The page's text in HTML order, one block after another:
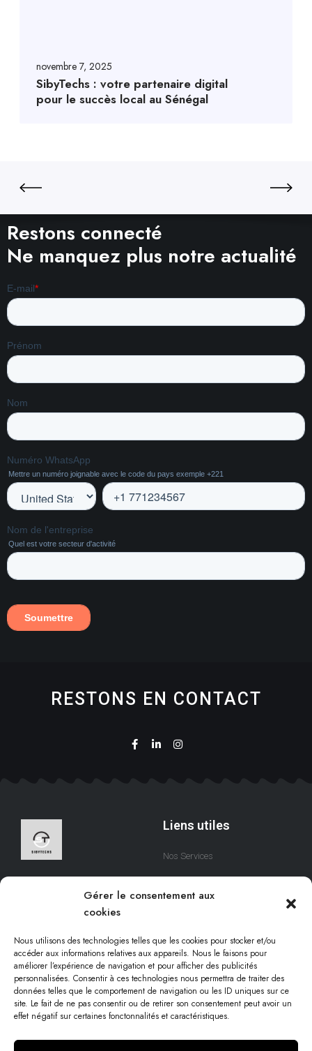
Gérer le consentement aux
cookies
Nous utilisons des technologies telles que les cookies pour stocker et/ou
accéder aux informations relatives aux appareils. Nous le faisons pour
améliorer l’expérience de navigation et pour afficher des publicités
personnalisées. Consentir à ces technologies nous permettra de traiter des
données telles que le comportement de navigation ou les ID uniques sur ce
site. Le fait de ne pas consentir ou de retirer son consentement peut avoir un
effet négatif sur certaines fonctonnalités et caractéristiques.
novembre 7, 2025
SibyTechs : votre partenaire digital
pour le succès local au Sénégal
Restons connecté
Ne manquez plus notre actualité
RESTONS EN CONTACT
qui s’efforce de créer des
solutions digitales qui
Liens utiles
Nos Services
A Propos
Informations légales
Conditions d'utilisation